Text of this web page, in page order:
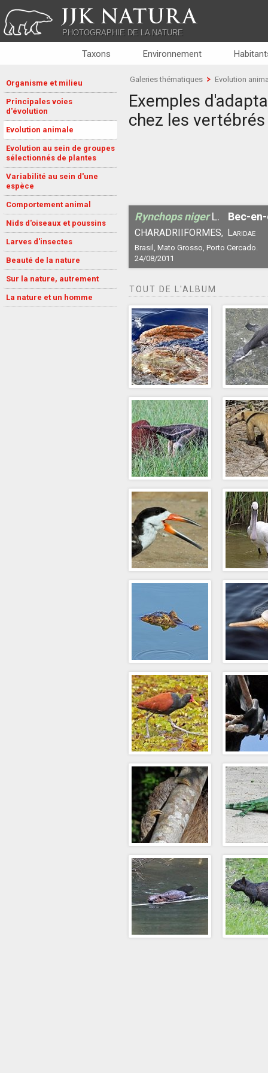
JJK NATURA
PHOTOGRAPHIE DE LA NATURE
Taxons Environnement
Organisme et milieu
Principales voies
d'évolution
Evolution animale
Evolution au sein de groupes
sélectionnés de plantes
Variabilité au sein d'une
espèce
Comportement animal
Nids d'oiseaux et poussins
Larves d'insectes
Beauté de la nature
Sur la nature, autrement
La nature et un homme
Galeries thématiques Evolution
Exemples
chez les vertébrés
Rynchops niger L. Bec-
CHARADRIIFORMES, Laridae
Brasil, Mato Grosso, Porto Cercado.
24/08/2011
TOUT DE L'ALBUM